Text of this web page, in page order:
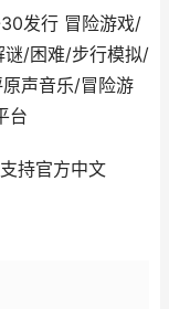
发行 冒险游戏/
/困难/步行模拟/
声音乐/冒险游
台
持官方中文